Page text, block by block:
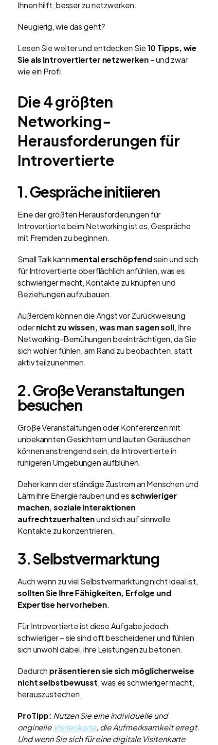
Ihnen hilft, besser zu netzwerken.
Neugierig, wie das geht?
Lesen Sie weiter und entdecken Sie10 Tipps, wie
Sie als Introvertierter netzwerken – und zwar
wie ein Profi.
Die 4 größten
Networking-
Herausforderungen für
Introvertierte
1. Gespräche initiieren
Eine der größten Herausforderungen für
Introvertierte beim Networking ist es, Gespräche
mit Fremden zu beginnen.
Small Talk kannmental erschöpfendsein und sich
für Introvertierte oberflächlich anfühlen, was es
schwieriger macht, Kontakte zu knüpfen und
Beziehungen aufzubauen.
Außerdem können die Angst vor Zurückweisung
odernicht zu wissen, was man sagen soll, Ihre
Networking-Bemühungen beeinträchtigen, da Sie
sich wohler fühlen, am Rand zu beobachten, statt
aktiv teilzunehmen.
2. Große Veranstaltungen
besuchen
Große Veranstaltungen oder Konferenzen mit
unbekannten Gesichtern und lauten Geräuschen
können anstrengend sein, da Introvertierte in
ruhigeren Umgebungen aufblühen.
Daher kann der ständige Zustrom an Menschen und
Lärm ihre Energie rauben und esschwieriger
machen, soziale Interaktionen
aufrechtzuerhaltenund sich auf sinnvolle
Kontakte zu konzentrieren.
3. Selbstvermarktung
Auch wenn zu viel Selbstvermarktung nicht ideal ist,
sollten Sie Ihre Fähigkeiten, Erfolge und
Expertise hervorheben.
Für Introvertierte ist diese Aufgabe jedoch
schwieriger – sie sind oft bescheidener und fühlen
sich unwohl dabei, ihre Leistungen zu betonen.
Dadurch präsentieren sie sich möglicherweise
nicht selbstbewusst, was es schwieriger macht,
herauszustechen.
ProTipp: Nutzen Sie eine individuelle und
originelle Visitenkarte, die Aufmerksamkeit erregt.
Und wenn Sie sich für eine digitale Visitenkarte